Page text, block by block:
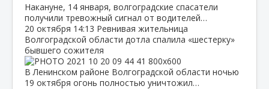
Накануне, 14 января, волгоградские спасатели
получили тревожный сигнал от водителей…
20 октября 14:13 Ревнивая жительница
Волгоградской области дотла спалила «шестерку»
бывшего сожителя
В Ленинском районе Волгоградской области ночью
19 октября огонь полностью уничтожил…